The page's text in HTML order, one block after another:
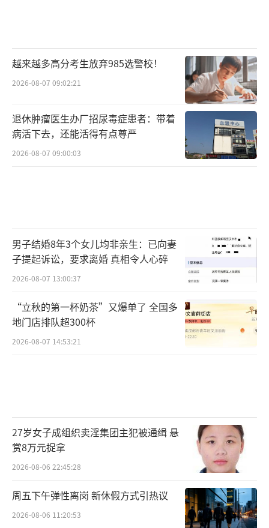
越来越多高分考生放弃985选警校！
2026-08-07 09:02:21
退休肿瘤医生办厂招尿毒症患者：带着
病活下去，还能活得有点尊严
2026-08-07 09:00:03
男子结婚8年3个女儿均非亲生：已向妻
子提起诉讼，要求离婚 真相令人心碎
2026-08-07 13:00:37
“立秋的第一杯奶茶”又爆单了 全国多
地门店排队超300杯
2026-08-07 14:53:21
27岁女子成组织卖淫集团主犯被通缉 悬
赏8万元捉拿
2026-08-06 22:45:28
周五下午弹性离岗 新休假方式引热议
2026-08-06 11:20:53